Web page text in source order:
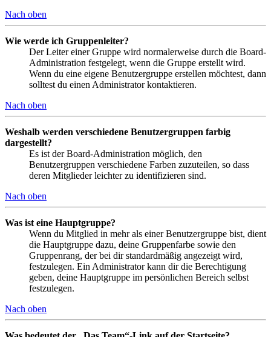
Nach oben
Wie werde ich Gruppenleiter?
Der Leiter einer Gruppe wird normalerweise durch die Board-
Administration festgelegt, wenn die Gruppe erstellt wird.
Wenn du eine eigene Benutzergruppe erstellen möchtest, dann
solltest du einen Administrator kontaktieren.
Nach oben
Weshalb werden verschiedene Benutzergruppen farbig
dargestellt?
Es ist der Board-Administration möglich, den
Benutzergruppen verschiedene Farben zuzuteilen, so dass
deren Mitglieder leichter zu identifizieren sind.
Nach oben
Was ist eine Hauptgruppe?
Wenn du Mitglied in mehr als einer Benutzergruppe bist, dient
die Hauptgruppe dazu, deine Gruppenfarbe sowie den
Gruppenrang, der bei dir standardmäßig angezeigt wird,
festzulegen. Ein Administrator kann dir die Berechtigung
geben, deine Hauptgruppe im persönlichen Bereich selbst
festzulegen.
Nach oben